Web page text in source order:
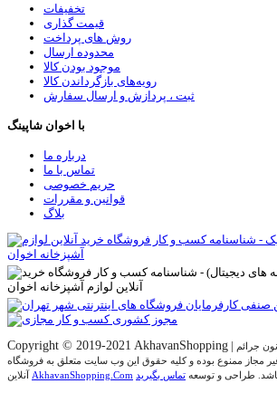
تخفیفات
قیمت گذاری
روش های پرداخت
محدوده ارسال
موجود بودن کالا
رویه‌های بازگرداندن کالا
ثبت ، پردازش و ارسال سفارش
با اخوان شاپینگ
درباره ما
تماس با ما
حریم خصوصی
قوانین و مقررات
بلاگ
Copyright © 2019-2021 AkhavanShopping | قانون جرائم
غیر مجاز ممنوع بوده و کلیه حقوق اين وب سايت متعلق به فروشگاه
AkhavanShopping.Com طراحی و توسعه